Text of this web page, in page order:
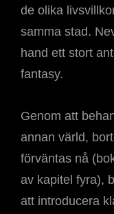
de olika
samma stad.
hand ett stort
fantasy.
Genom att
annan värld,
förväntas nå
av kapitel fyra),
att introducera